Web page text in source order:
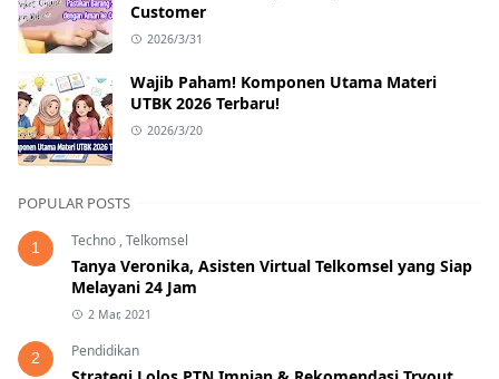
Customer
2026/3/31
Wajib Paham! Komponen Utama Materi
UTBK 2026 Terbaru!
2026/3/20
POPULAR POSTS
1 Techno ,Telkomsel
Tanya Veronika, Asisten Virtual Telkomsel yang Siap
Melayani 24 Jam
2 Mar, 2021
2 Pendidikan